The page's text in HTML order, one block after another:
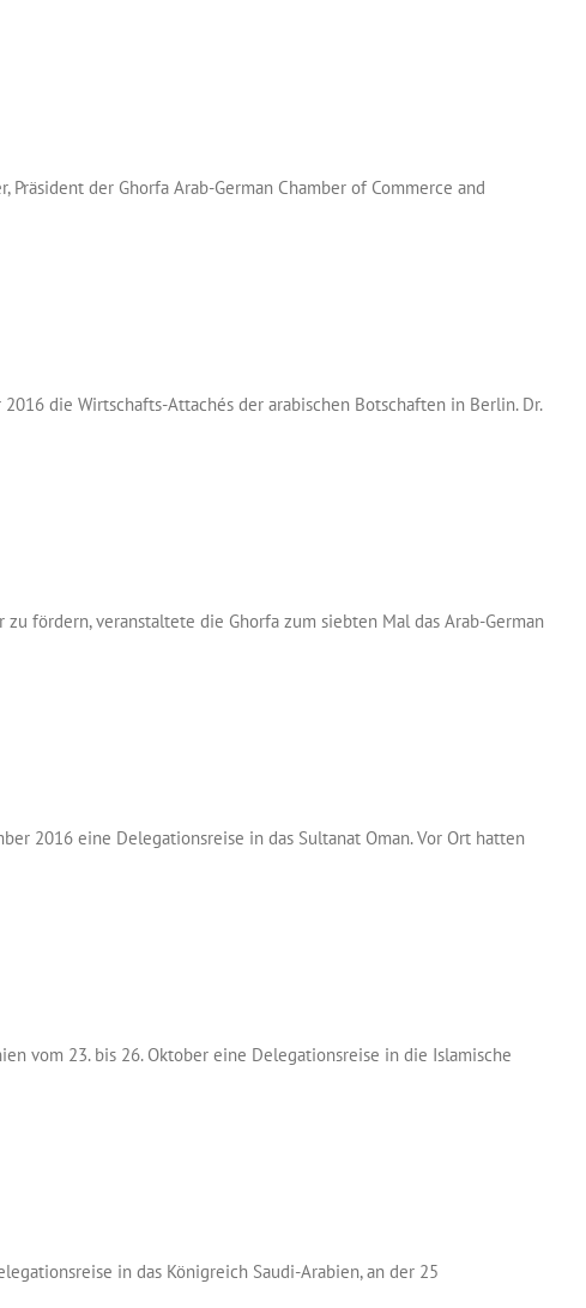
der Ghorfa Arab-German Chamber of Commerce and
die Wirtschafts-Attachés der arabischen Botschaften in Berlin. Dr.
fördern, veranstaltete die Ghorfa zum siebten Mal das Arab-German
2016 eine Delegationsreise in das Sultanat Oman. Vor Ort hatten
vom 23. bis 26. Oktober eine Delegationsreise in die Islamische
in das Königreich Saudi-Arabien, an der 25